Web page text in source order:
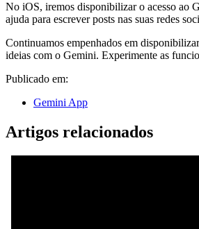
No iOS, iremos disponibilizar o acesso ao
ajuda para escrever posts nas suas redes
Continuamos empenhados em
ideias com o Gemini. Experimente as
Publicado em:
Gemini App
Artigos relacionados